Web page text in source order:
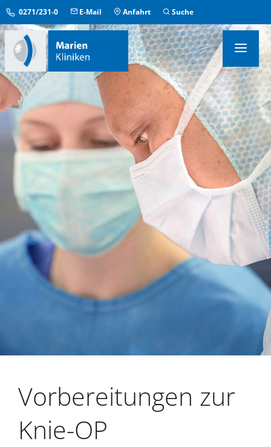
0271/231-0 E-Mail Anfahrt Suche
KLINIKEN & INSTITUTE
MEDIZINISCHE ZENTREN
ÜBERGREIFENDE EINRICHTUNGEN
PFLEGE & AUFENTHALT
KONTAKT & SERVICE
IM NOTFALL
Vorbereitungen zur
Knie-OP